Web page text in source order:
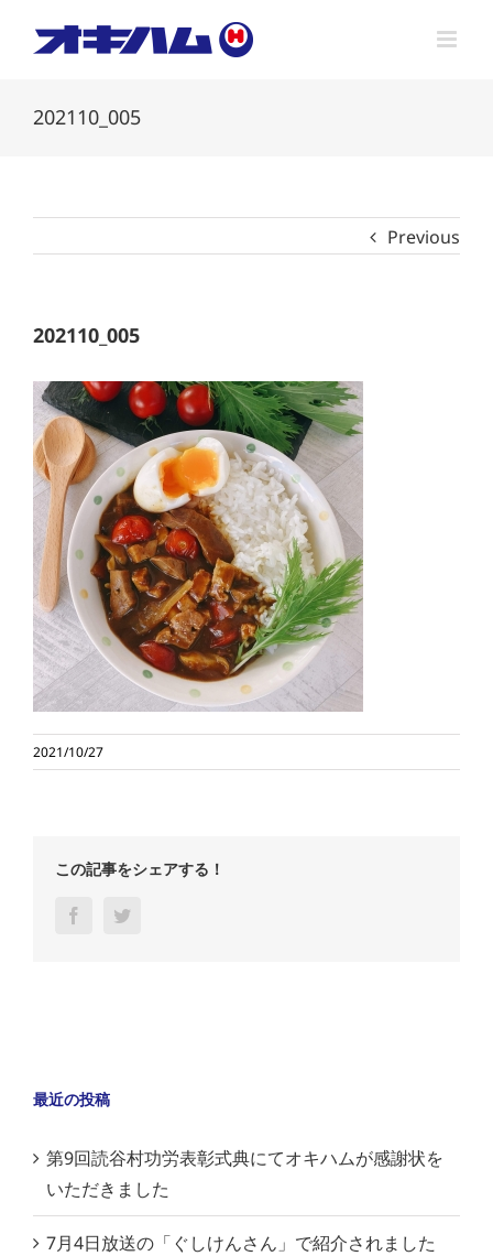
202110_005
Previous
202110_005
2021/10/27
この記事をシェアする！
Facebook
最近の投稿
第9回読谷村功労表彰式典にてオキハムが感謝状を
いただきました
7月4日放送の「ぐしけんさん」で紹介されました